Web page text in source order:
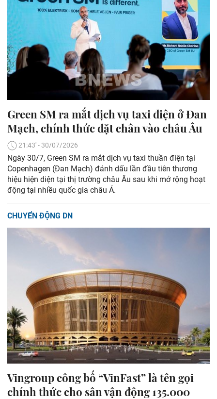
Green SM ra mắt dịch vụ taxi điện ở Đan
Mạch, chính thức đặt chân vào châu Âu
21:43' - 30/07/2026
Ngày 30/7, Green SM ra mắt dịch vụ taxi thuần điện tại
Copenhagen (Đan Mạch) đánh dấu lần đầu tiên thương
hiệu hiện diện tại thị trường châu Âu sau khi mở rộng hoạt
động tại nhiều quốc gia châu Á.
CHUYỂN ĐỘNG DN
Vingroup công bố “VinFast” là tên gọi
chính thức cho sân vận động 135.000